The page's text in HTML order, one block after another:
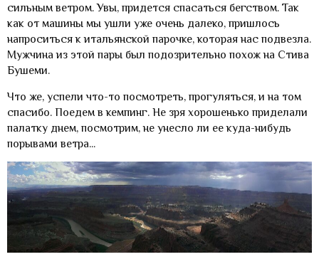
сильным ветром. Увы, придется спасаться бегством. Так
как от машины мы ушли уже очень далеко, пришлось
напроситься к итальянской парочке, которая нас подвезла.
Мужчина из этой пары был подозрительно похож на Стива
Бушеми.
Что же, успели что-то посмотреть, прогуляться, и на том
спасибо. Поедем в кемпинг. Не зря хорошенько приделали
палатку днем, посмотрим, не унесло ли ее куда-нибудь
порывами ветра...